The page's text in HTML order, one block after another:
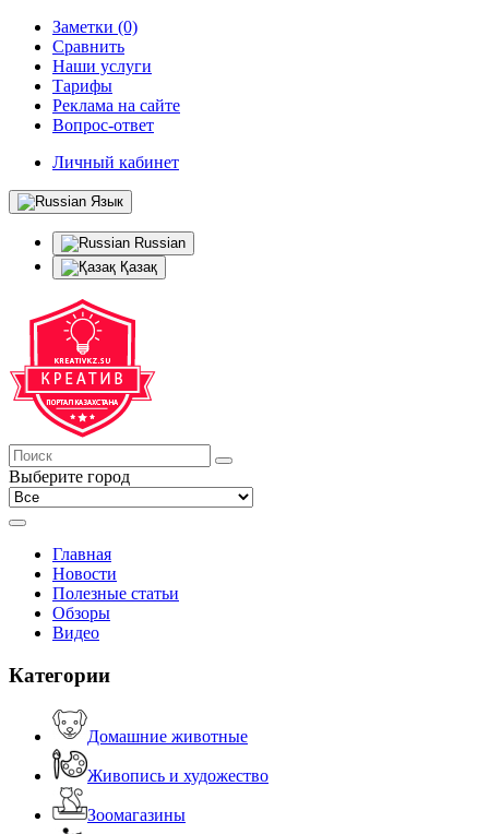
Заметки (0)
Сравнить
Наши услуги
Тарифы
Реклама на сайте
Вопрос-ответ
Личный кабинет
Язык
Russian
Қазақ
Выберите город
Главная
Новости
Полезные статьи
Обзоры
Видео
Категории
Домашние животные
Живопись и художество
Зоомагазины